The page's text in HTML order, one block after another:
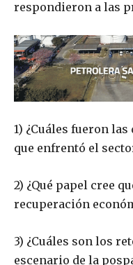
respondieron a las
1) ¿Cuáles fueron
que enfrentó el
2) ¿Qué papel cree
recuperación
3) ¿Cuáles son los
escenario de la